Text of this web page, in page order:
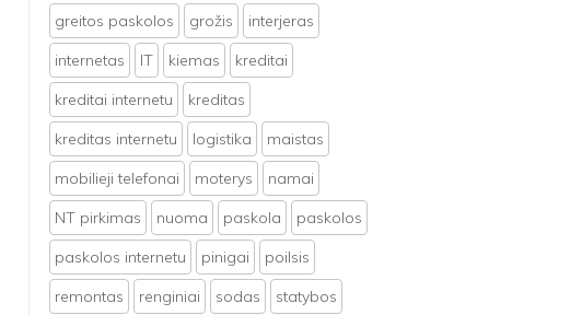
greitos paskolos
grožis
interjeras
internetas
IT kiemas
kreditai
kreditai internetu
kreditas
kreditas internetu
logistika
maistas
mobilieji telefonai
moterys
namai
NT pirkimas
nuoma paskola
paskolos
paskolos internetu
pinigai
poilsis
remontas
renginiai sodas
statybos